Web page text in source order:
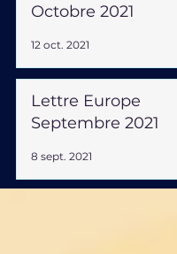
Octobre 2021
12 oct. 2021
Lettre Europe
Septembre 2021
8 sept. 2021